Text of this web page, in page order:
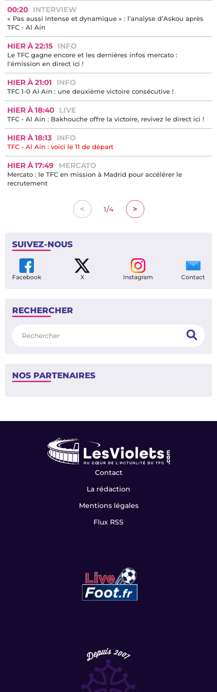
00:20 INTERVIEW
« Pas aussi intense et dynamique » : l’analyse d’Askou après
TFC - Al Ain
HIER À 22:15 INFO
Le TFC gagne encore et les dernières infos mercato :
l'émission en direct ici !
HIER À 21:01 INFO
TFC 1-0 Al Ain : une deuxième victoire consécutive !
HIER À 18:40 LIVE
TFC - Al Ain : Bakhouche offre la victoire, revivez le direct ici !
HIER À 18:13 INFO
TFC - Al Ain : voici le 11 de départ
HIER À 17:49 MERCATO
Mercato : le TFC en mission à Madrid pour accélérer le
recrutement
< 1/4 >
SUIVEZ-NOUS
Facebook X Instagram Contact
RECHERCHER
NOS PARTENAIRES
Contact
La rédaction
Mentions légales
Flux RSS